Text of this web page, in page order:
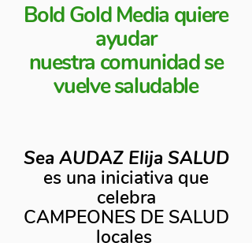
Bold Gold Media quiere
ayudar
nuestra comunidad se
vuelve saludable
Sea AUDAZ Elija SALUD
es una iniciativa que
celebra
CAMPEONES DE SALUD
locales